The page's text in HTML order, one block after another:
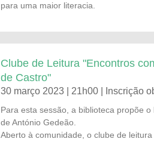
para uma maior literacia.
Clube de Leitura "Encontros
de Castro"
30 março 2023 | 21h00 | Inscrição
Para esta sessão, a biblioteca propõe o
de António Gedeão.
Aberto à comunidade, o clube de